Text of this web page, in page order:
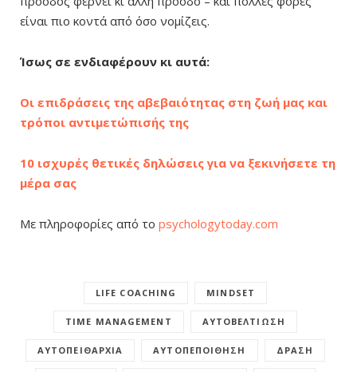
είναι πιο κοντά από όσο νομίζεις.
Ίσως σε ενδιαφέρουν κι αυτά:
Οι επιδράσεις της αβεβαιότητας στη ζωή μας και
τρόποι αντιμετώπισής της
10 ισχυρές θετικές δηλώσεις για να ξεκινήσετε τη
μέρα σας
Με πληροφορίες από το psychologytoday.com
LIFE COACHING MINDSET
TIME MANAGEMENT ΑΥΤΟΒΕΛΤΊΩΣΗ
ΑΥΤΟΠΕΙΘΑΡΧΊΑ ΑΥΤΟΠΕΠΟΊΘΗΣΗ ΔΡΆΣΗ